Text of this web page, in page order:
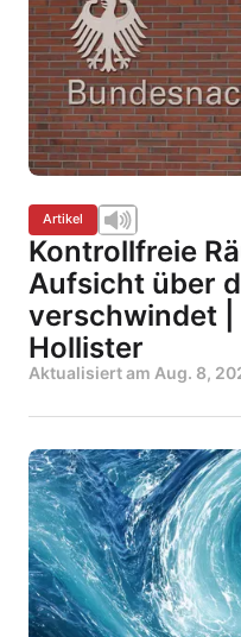
Artikel
Kontrollfreie
Aufsicht über
verschwindet |
Hollister
Aktualisiert am Aug. 8,